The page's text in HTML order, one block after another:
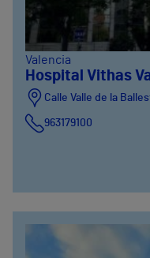
Valencia
Hospital Vithas
Calle Valle de la
963179100